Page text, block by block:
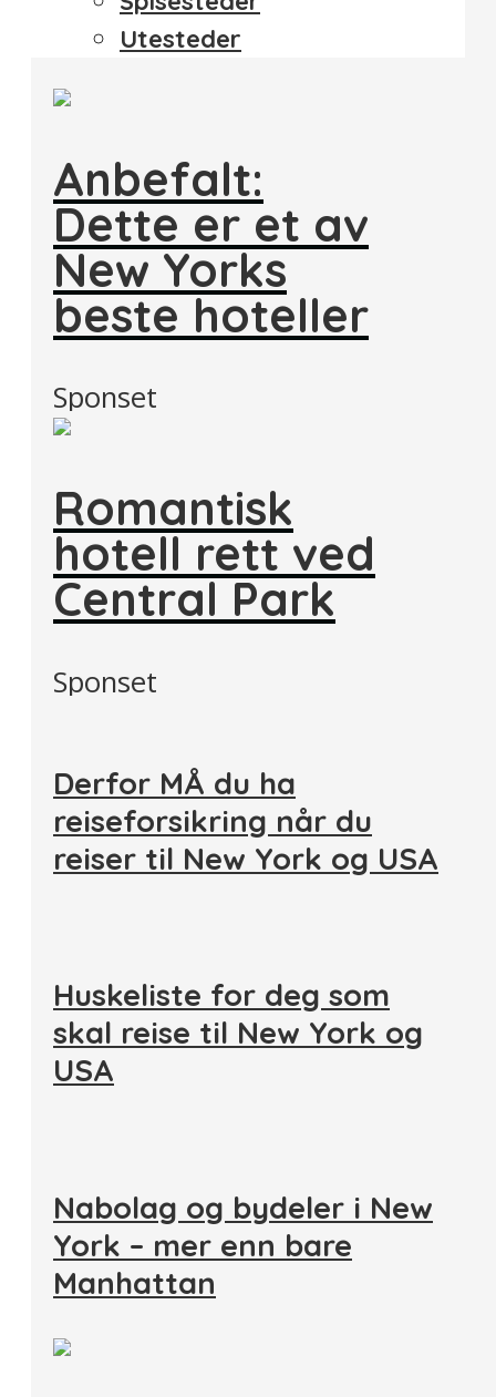
Utesteder
Anbefalt:
Dette er et av
New Yorks
beste hoteller
Sponset
Romantisk
hotell rett ved
Central Park
Sponset
Derfor MÅ du ha
reiseforsikring når du
reiser til New York og USA
Huskeliste for deg som
skal reise til New York og
USA
Nabolag og bydeler i New
York – mer enn bare
Manhattan